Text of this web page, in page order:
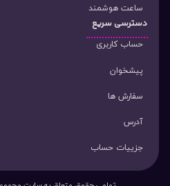
ساعت هوشمند
دسترسی سریع
حساب کاربری
پیشخوان
سفارش ها
آدرس
جزییات حساب